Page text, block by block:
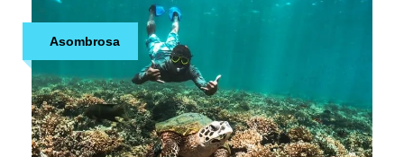
Asombrosa